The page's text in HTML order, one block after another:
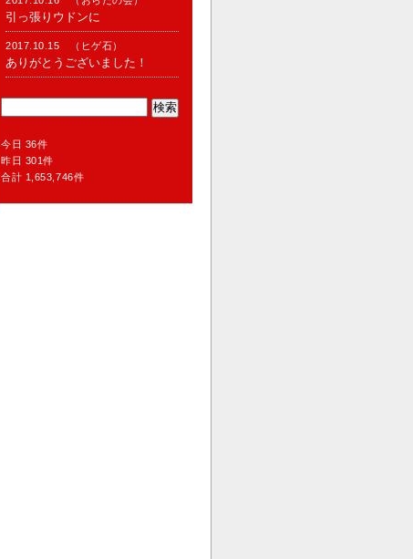
引っ張りウドンに
2017.10.15 （ヒゲ石）
ありがとうございました！
今日 36件
昨日 301件
合計 1,653,746件